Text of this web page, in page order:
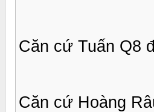
Căn cứ Tuấn Q8
Căn cứ Hoàng